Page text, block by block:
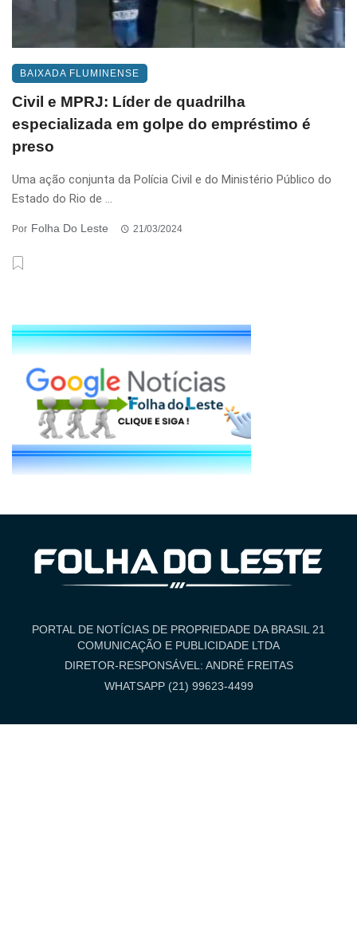
BAIXADA FLUMINENSE
Civil e MPRJ: Líder de quadrilha
especializada em golpe do empréstimo é
preso
Uma ação conjunta da Polícia Civil e do Ministério Público do
Estado do Rio de ...
Por Folha Do Leste 21/03/2024
PORTAL DE NOTÍCIAS DE PROPRIEDADE DA BRASIL 21
COMUNICAÇÃO E PUBLICIDADE LTDA
DIRETOR-RESPONSÁVEL: ANDRÉ FREITAS
WHATSAPP (21) 99623-4499